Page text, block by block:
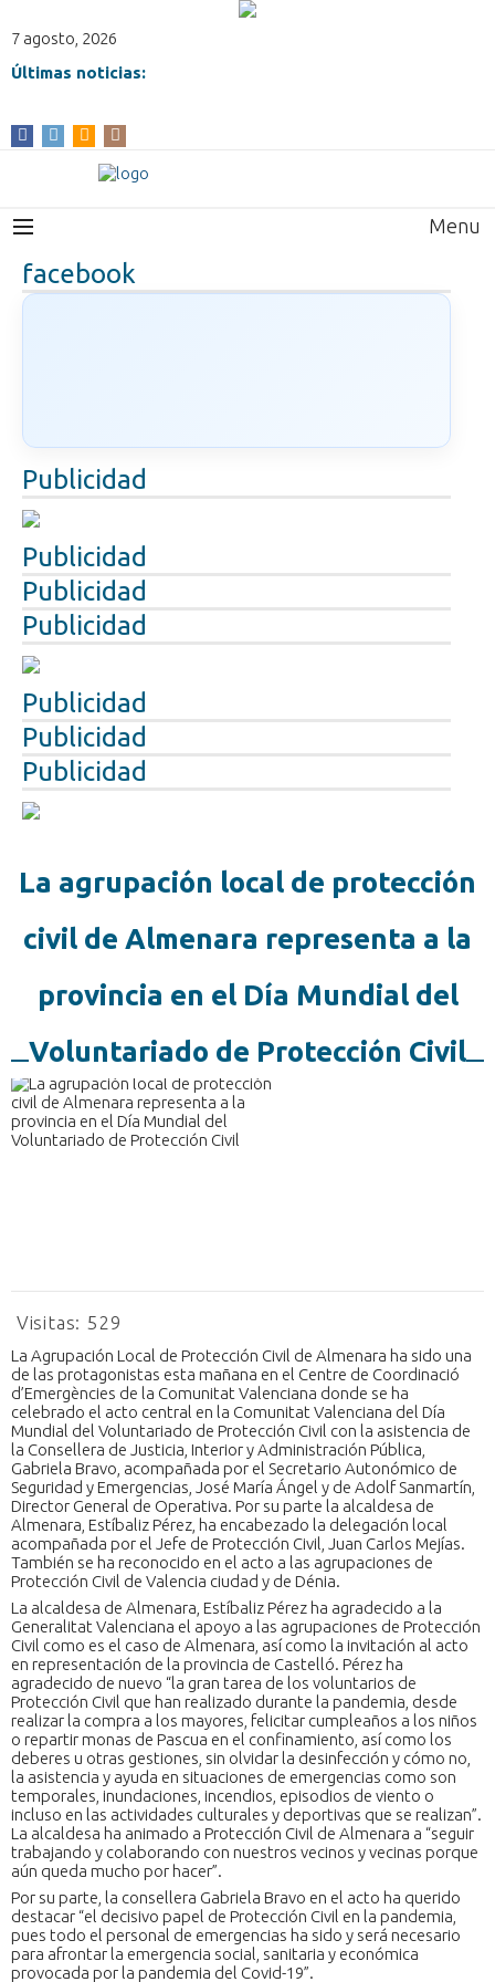
7 agosto, 2026
Últimas noticias:
Menu
facebook
Publicidad
Publicidad
Publicidad
Publicidad
Publicidad
Publicidad
Publicidad
La agrupación local de protección
civil de Almenara representa a la
provincia en el Día Mundial del
Voluntariado de Protección Civil
Visitas: 529
La Agrupación Local de Protección Civil de Almenara ha sido una
de las protagonistas esta mañana en el Centre de Coordinació
d’Emergències de la Comunitat Valenciana donde se ha
celebrado el acto central en la Comunitat Valenciana del Día
Mundial del Voluntariado de Protección Civil con la asistencia de
la Consellera de Justicia, Interior y Administración Pública,
Gabriela Bravo, acompañada por el Secretario Autonómico de
Seguridad y Emergencias, José María Ángel y de Adolf Sanmartín,
Director General de Operativa. Por su parte la alcaldesa de
Almenara, Estíbaliz Pérez, ha encabezado la delegación local
acompañada por el Jefe de Protección Civil, Juan Carlos Mejías.
También se ha reconocido en el acto a las agrupaciones de
Protección Civil de Valencia ciudad y de Dénia.
La alcaldesa de Almenara, Estíbaliz Pérez ha agradecido a la
Generalitat Valenciana el apoyo a las agrupaciones de Protección
Civil como es el caso de Almenara, así como la invitación al acto
en representación de la provincia de Castelló. Pérez ha
agradecido de nuevo “la gran tarea de los voluntarios de
Protección Civil que han realizado durante la pandemia, desde
realizar la compra a los mayores, felicitar cumpleaños a los niños
o repartir monas de Pascua en el confinamiento, así como los
deberes u otras gestiones, sin olvidar la desinfección y cómo no,
la asistencia y ayuda en situaciones de emergencias como son
temporales, inundaciones, incendios, episodios de viento o
incluso en las actividades culturales y deportivas que se realizan”.
La alcaldesa ha animado a Protección Civil de Almenara a “seguir
trabajando y colaborando con nuestros vecinos y vecinas porque
aún queda mucho por hacer”.
Por su parte, la consellera Gabriela Bravo en el acto ha querido
destacar “el decisivo papel de Protección Civil en la pandemia,
pues todo el personal de emergencias ha sido y será necesario
para afrontar la emergencia social, sanitaria y económica
provocada por la pandemia del Covid-19”.